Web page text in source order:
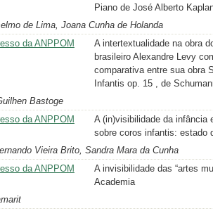
Piano de José Alberto
de Lima, Joana Cunha de Holanda
da ANPPOM
A intertextualidade na obra
brasileiro Alexandre Levy
comparativa entre sua obra
Infantis op. 15 , de
Bastoge
da ANPPOM
A (in)visibilidade da infância
sobre coros infantis: estado
Vieira Brito, Sandra Mara da Cunha
da ANPPOM
A invisibilidade das “artes
Academia